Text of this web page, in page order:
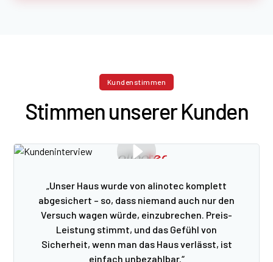
Kundenstimmen
Stimmen unserer Kunden
„Unser Haus wurde von alinotec komplett
abgesichert – so, dass niemand auch nur den
Versuch wagen würde, einzubrechen. Preis-
Leistung stimmt, und das Gefühl von
Sicherheit, wenn man das Haus verlässt, ist
einfach unbezahlbar.“